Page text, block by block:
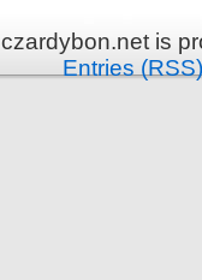
czardybon.net is
Entries (RSS)